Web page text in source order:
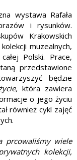
wystawa Rafała
i rysunków.
Krakowskich
muzealnych,
Polski. Prace,
przedstawione
będzie
ycie,która zawiera
o jego życiu
również cykl zajęć
prcowaliśmy wiele
kolekcji,